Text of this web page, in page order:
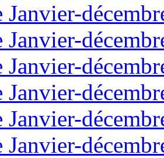
Janvier-
Janvier-
Janvier-
Janvier-
Janvier-
Janvier-